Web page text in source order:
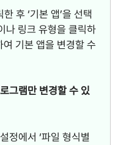
후 ‘기본 앱’을 선택
나 링크 유형을 클릭하
기본 앱을 변경할 수
그램만 변경할 수 있
정에서 ‘파일 형식별